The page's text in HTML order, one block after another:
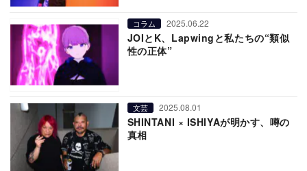
コラム 2025.06.22
JOIとK、Lapwingと私たちの“類似
性の正体”
文芸 2025.08.01
SHINTANI × ISHIYAが明かす、噂の
真相